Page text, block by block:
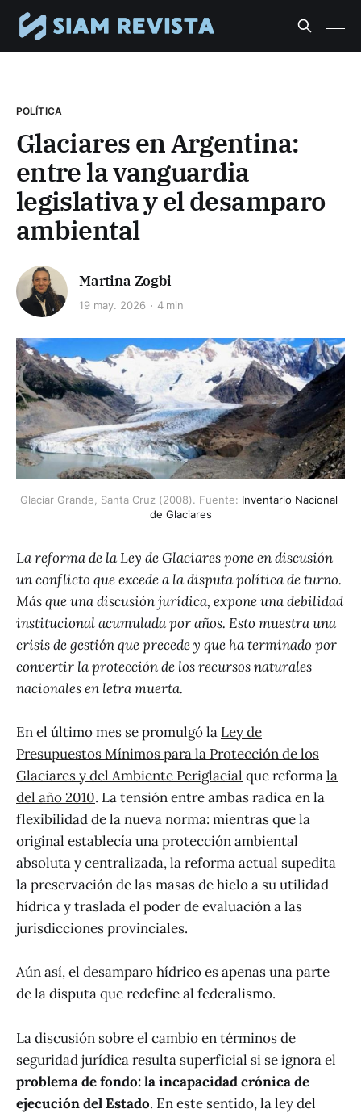
POLÍTICA
Glaciares en Argentina:
entre la vanguardia
legislativa y el desamparo
ambiental
Martina Zogbi
19 may. 2026 4 min
Glaciar Grande, Santa Cruz (2008). Fuente: Inventario Nacional
de Glaciares
La reforma de la Ley de Glaciares pone en discusión
un conflicto que excede a la disputa política de turno.
Más que una discusión jurídica, expone una debilidad
institucional acumulada por años. Esto muestra una
crisis de gestión que precede y que ha terminado por
convertir la protección de los recursos naturales
nacionales en letra muerta.
En el último mes se promulgó la Ley de
Presupuestos Mínimos para la Protección de los
Glaciares y del Ambiente Periglacial que reformala
del año 2010. La tensión entre ambas radica en la
flexibilidad de la nueva norma: mientras que la
original establecía una protección ambiental
absoluta y centralizada, la reforma actual supedita
la preservación de las masas de hielo a su utilidad
hídrica y traslada el poder de evaluación a las
jurisdicciones provinciales.
Aún así, el desamparo hídrico es apenas una parte
de la disputa que redefine al federalismo.
La discusión sobre el cambio en términos de
seguridad jurídica resulta superficial si se ignora el
problema de fondo: la incapacidad crónica de
ejecución del Estado. En este sentido, la ley del